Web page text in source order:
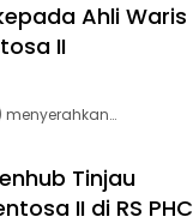
Ahli Waris
II
menyerahkan…
Tinjau
II di RS PHC